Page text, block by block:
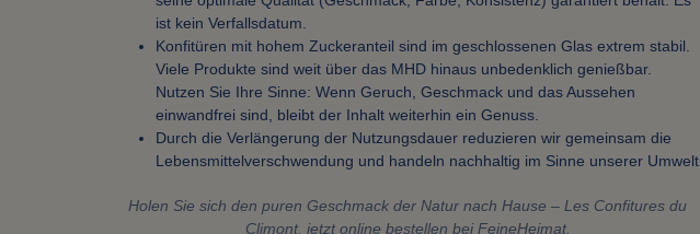
ist kein Verfallsdatum.
Konfitüren mit hohem Zuckeranteil sind im geschlossenen Glas extrem stabil.
Viele Produkte sind weit über das MHD hinaus unbedenklich genießbar.
Nutzen Sie Ihre Sinne: Wenn Geruch, Geschmack und das Aussehen
einwandfrei sind, bleibt der Inhalt weiterhin ein Genuss.
Durch die Verlängerung der Nutzungsdauer reduzieren wir gemeinsam die
Lebensmittelverschwendung und handeln nachhaltig im Sinne unserer Umwelt.
Holen Sie sich den puren Geschmack der Natur nach Hause – Les Confitures du
Climont, jetzt online bestellen bei FeineHeimat.